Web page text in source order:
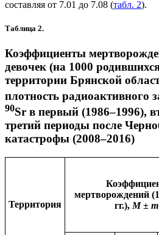
составляя от 7.01 до 7.08 (табл. 2).
Таблица 2.
Коэффициенты
девочек (на 1000
территории Брянской
плотность радиоактивного
90Sr в первый (1986–1996),
третий периоды после
катастрофы (2008–2016)
Территория
мертворождений
гг.), M ± m